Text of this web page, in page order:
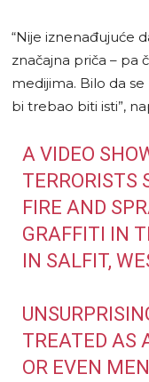
“Nije iznenađujuće
značajna priča – pa
medijima. Bilo da se
bi trebao biti isti”,
A VIDEO
TERRORISTS
FIRE AND
GRAFFITI IN
IN SALFIT,
TREATED AS
OR EVEN